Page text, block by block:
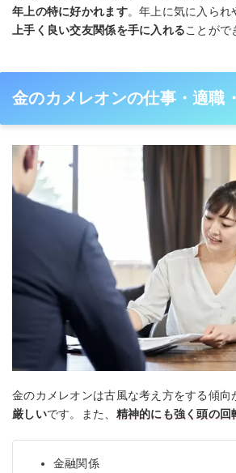
年上の特に好かれます。年上に気に入られ
上手く良い交友関係を手に入れることがで
金のカメレオンの仕事・適職
金のカメレオンは古風な考え方をする傾向
厳しいです。また、 精神的にも強く頭の回
金融関係